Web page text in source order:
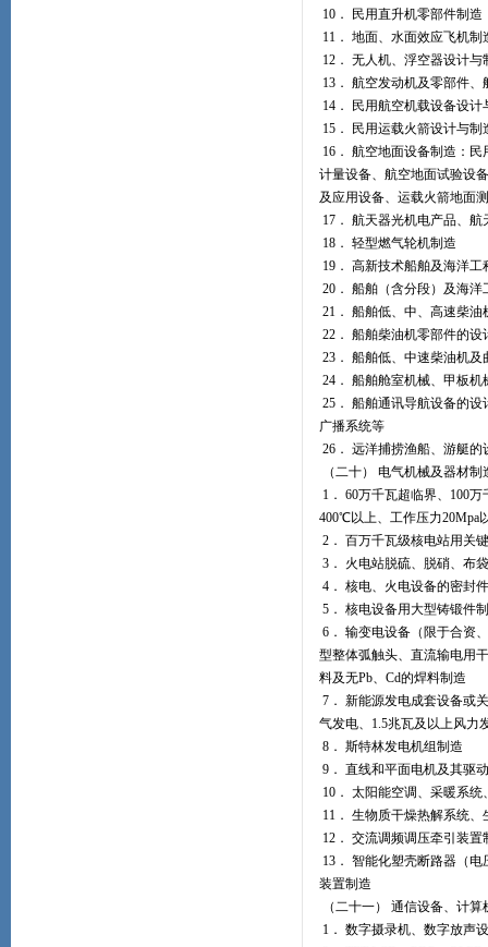
10． 民用直升机零部件制造
11． 地面、水面效应飞机制
12． 无人机、浮空器设计
13． 航空发动机及零部件
14． 民用航空机载设备设
15． 民用运载火箭设计与制
16． 航空地面设备制造：
计量设备、航空地面试验设
及应用设备、运载火箭地面
17． 航天器光机电产品、
18． 轻型燃气轮机制造
19． 高新技术船舶及海洋
20． 船舶（含分段）及海
21． 船舶低、中、高速柴
22． 船舶柴油机零部件的
23． 船舶低、中速柴油机
24． 船舶舱室机械、甲板
25． 船舶通讯导航设备的
广播系统等
26． 远洋捕捞渔船、游艇
（二十） 电气机械及器材制
1． 60万千瓦超临界、100
400℃以上、工作压力20Mpa
2． 百万千瓦级核电站用关
3． 火电站脱硫、脱硝、布
4． 核电、火电设备的密封
5． 核电设备用大型铸锻件
6． 输变电设备（限于合资
型整体弧触头、直流输电用
料及无Pb、Cd的焊料制造
7． 新能源发电成套设备或
气发电、1.5兆瓦及以上风力
8． 斯特林发电机组制造
9． 直线和平面电机及其驱
10． 太阳能空调、采暖系
11． 生物质干燥热解系统
12． 交流调频调压牵引装置
13． 智能化塑壳断路器（
装置制造
（二十一） 通信设备、计
1． 数字摄录机、数字放声